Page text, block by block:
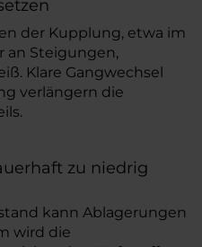
der Kupplung, etwa im
an Steigungen,
Klare Gangwechsel
verlängern die
zu niedrig
kann Ablagerungen
wird die